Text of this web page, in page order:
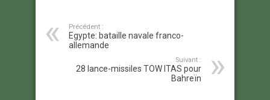
Précédent :
Egypte: bataille navale franco-
allemande
Suivant :
28 lance-missiles TOW ITAS pour
Bahreïn